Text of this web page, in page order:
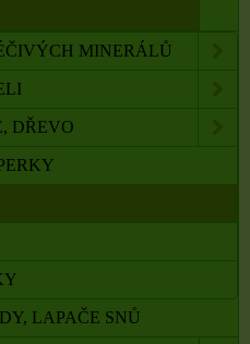
MINERÁLŮ
DŘEVO
LAPAČE SNŮ